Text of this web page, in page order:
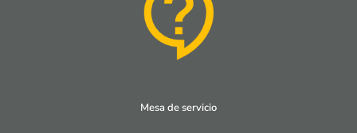
Mesa de servicio